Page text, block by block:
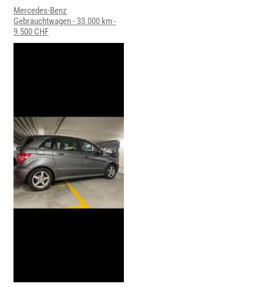
Mercedes-Benz
Gebrauchtwagen - 33.000 km -
9.500 CHF